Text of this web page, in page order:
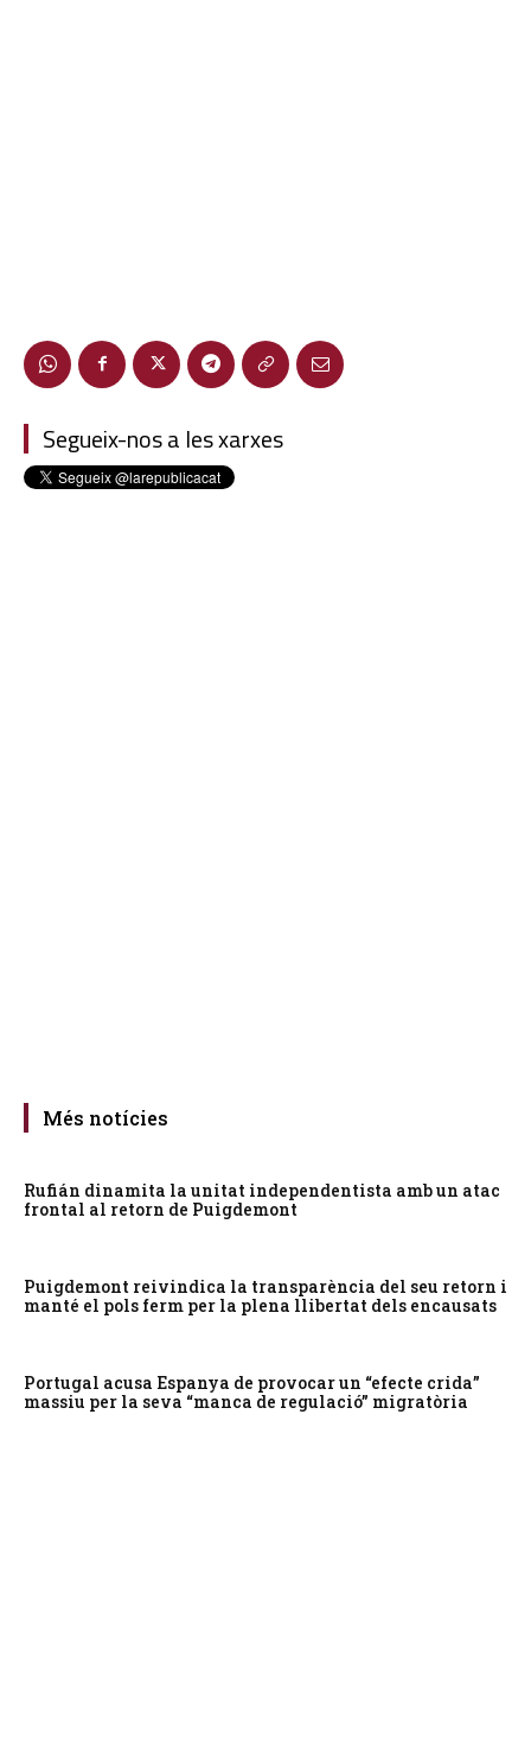
Segueix-nos a les xarxes
Més notícies
Rufián dinamita la unitat independentista amb un atac
frontal al retorn de Puigdemont
Puigdemont reivindica la transparència del seu retorn i
manté el pols ferm per la plena llibertat dels encausats
Portugal acusa Espanya de provocar un “efecte crida”
massiu per la seva “manca de regulació” migratòria